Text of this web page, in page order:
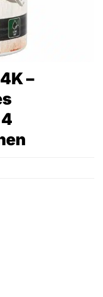
–